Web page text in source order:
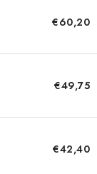
€60,20
€49,75
€42,40